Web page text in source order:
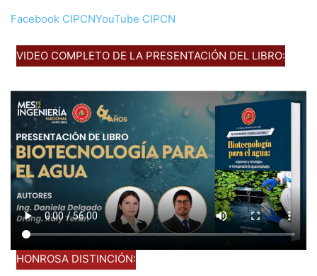
Facebook CIPCNYouTube CIPCN
VIDEO COMPLETO DE LA PRESENTACIÓN DEL LIBRO:
HONROSA DISTINCIÓN: